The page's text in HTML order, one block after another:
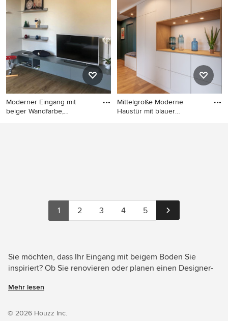
Eingang mit Korridor, grauer
Wandfarbe, hellem
Holzboden und beigem
Boden in Mailand
Haustür mit weißer
Wandfarbe, hellem
Holzboden, Einzeltür, weißer
Haustür und beigem Boden
Moderner Eingang mit
beiger Wandfarbe,
Mittelgroße Moderne
Haustür mit blauer
1 2 3 4 5
Sie möchten, dass Ihr Eingang mit beigem Boden Sie
inspiriert? Ob Sie renovieren oder planen einen Designer-
Bilder der besten Designer, Inneneinrichter und
hetre.amenagement und Giacomo Zanelli. Sehen Sie sich
Mehr lesen
© 2026 Houzz Inc.